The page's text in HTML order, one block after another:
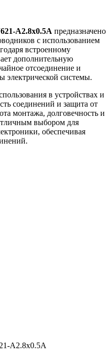
A2.8x0.5A предназначено
с использованием
встроенному
дополнительную
отсоединение и
электрической системы.
в устройствах и
соединений и защита от
монтажа, долговечность и
выбором для
обеспечивая
A2.8x0.5A